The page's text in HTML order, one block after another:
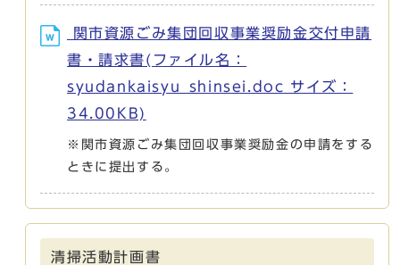
関市資源ごみ集団回収事業奨励金交付申請
書・請求書(ファイル名：
syudankaisyu_shinsei.doc サイズ：
34.00KB)
※関市資源ごみ集団回収事業奨励金の申請をする
ときに提出する。
清掃活動計画書